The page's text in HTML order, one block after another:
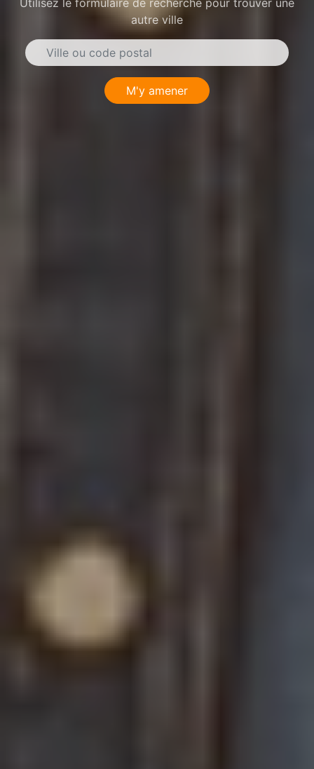
Utilisez le formulaire de recherche pour trouver une
autre ville
M'y amener